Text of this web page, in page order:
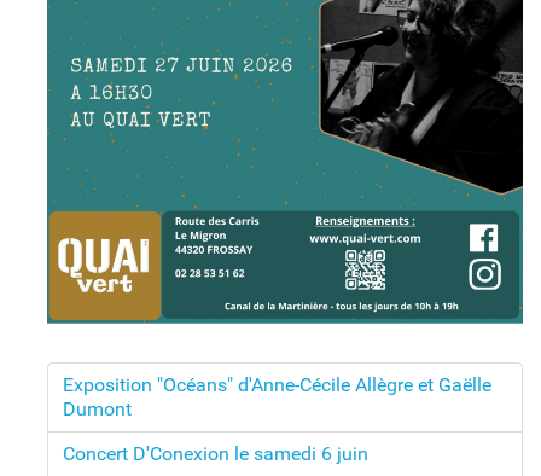
Exposition "Océans" d'Anne-Cécile Allègre et Gaëlle
Dumont
Concert D'Conexion le samedi 6 juin